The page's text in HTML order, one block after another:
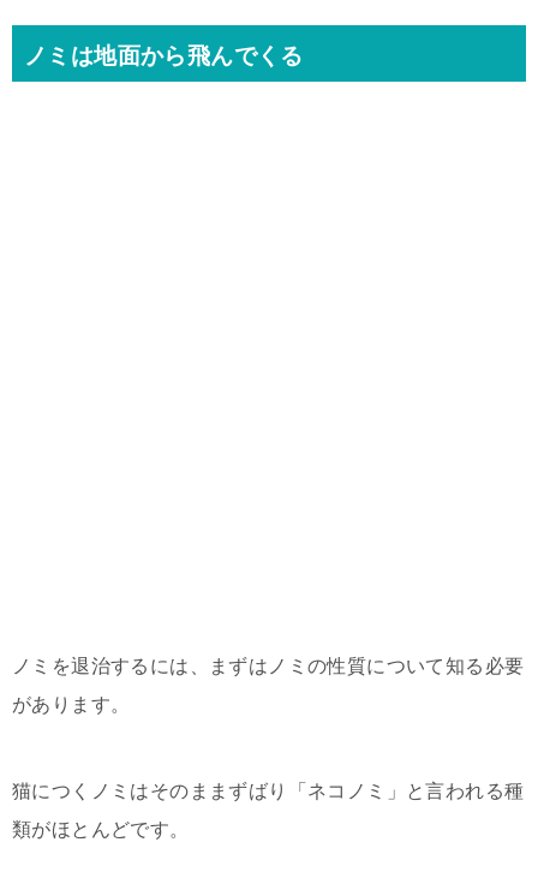
ノミは地面から飛んでくる
ノミを退治するには、まずはノミの性質について知る必要
があります。
猫につくノミはそのままずばり「ネコノミ」と言われる種
類がほとんどです。